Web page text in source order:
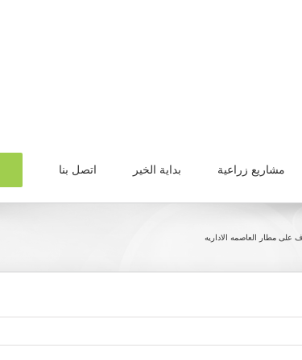
مشاريع زراعية بداية الخير اتصل بنا
على مطار العاصمه الاداريه